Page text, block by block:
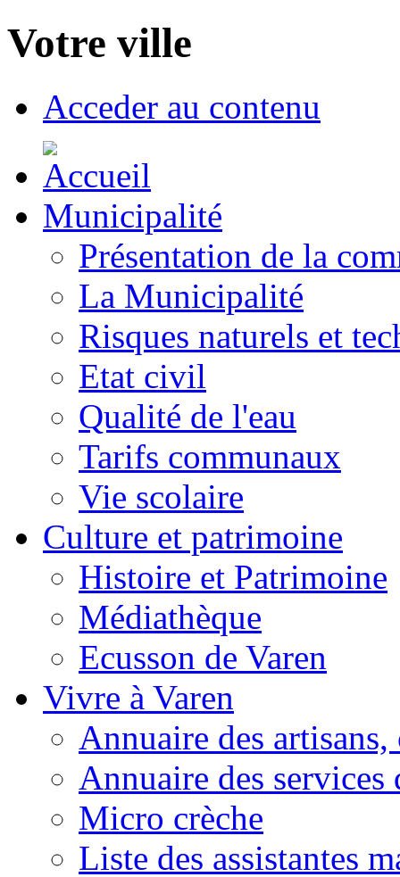
Votre ville
Acceder au contenu
Municipalité
Présentation de la
La Municipalité
Risques naturels et
Etat civil
Qualité de l'eau
Tarifs communaux
Vie scolaire
Culture et patrimoine
Histoire et Patrimoine
Médiathèque
Ecusson de Varen
Vivre à Varen
Annuaire des
Annuaire des services
Micro crèche
Liste des assistantes